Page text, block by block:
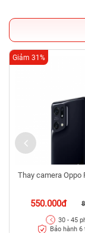
Thay camera Oppo
550.000đ
Giảm 31%
30 - 45
Bảo hành 6